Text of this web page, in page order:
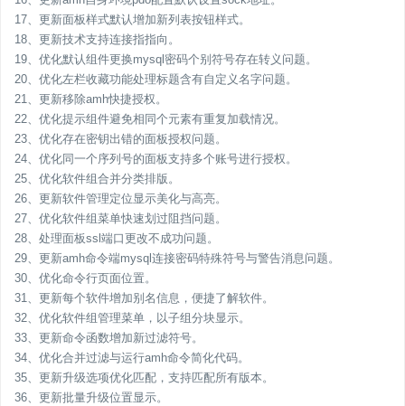
17、更新面板样式默认增加新列表按钮样式。
18、更新技术支持连接指指向。
19、优化默认组件更换mysql密码个别符号存在转义问题。
20、优化左栏收藏功能处理标题含有自定义名字问题。
21、更新移除amh快捷授权。
22、优化提示组件避免相同个元素有重复加载情况。
23、优化存在密钥出错的面板授权问题。
24、优化同一个序列号的面板支持多个账号进行授权。
25、优化软件组合并分类排版。
26、更新软件管理定位显示美化与高亮。
27、优化软件组菜单快速划过阻挡问题。
28、处理面板ssl端口更改不成功问题。
29、更新amh命令端mysql连接密码特殊符号与警告消息问题。
30、优化命令行页面位置。
31、更新每个软件增加别名信息，便捷了解软件。
32、优化软件组管理菜单，以子组分块显示。
33、更新命令函数增加新过滤符号。
34、优化合并过滤与运行amh命令简化代码。
35、更新升级选项优化匹配，支持匹配所有版本。
36、更新批量升级位置显示。